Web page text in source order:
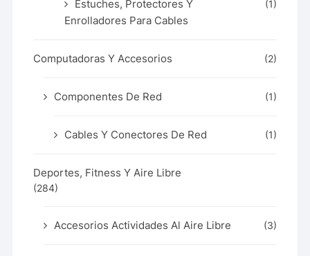
Estuches, Protectores Y
Enrolladores Para Cables
(1)
Computadoras Y Accesorios (2)
Componentes De Red (1)
Cables Y Conectores De Red (1)
Deportes, Fitness Y Aire Libre
(284)
Accesorios Actividades Al Aire Libre (3)